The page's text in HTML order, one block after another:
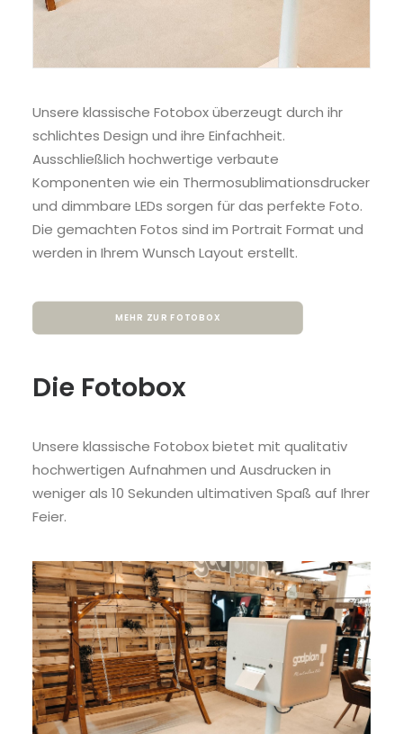
Unsere klassische Fotobox überzeugt durch ihr
schlichtes Design und ihre Einfachheit.
Ausschließlich hochwertige verbaute
Komponenten wie ein Thermosublimationsdrucker
und dimmbare LEDs sorgen für das perfekte Foto.
Die gemachten Fotos sind im Portrait Format und
werden in Ihrem Wunsch Layout erstellt.
MEHR ZUR FOTOBOX
Die Fotobox
Unsere klassische Fotobox bietet mit qualitativ
hochwertigen Aufnahmen und Ausdrucken in
weniger als 10 Sekunden ultimativen Spaß auf Ihrer
Feier.